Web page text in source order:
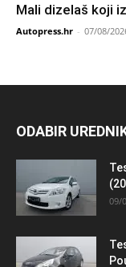
Mali dizelaš koji
Autopress.hr - 07/08/
ODABIR
09/